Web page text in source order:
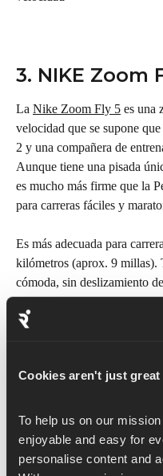
Cookies aren't just
To help us on our
enjoyable and easy for
personalise content and
3. NIKE Zoom
La Nike Zoom Fly 5 es una
velocidad que se supone
2 y una compañera de
Aunque tiene una pisada
es mucho más firme que la
para carreras fáciles y
Es más adecuada para
kilómetros (aprox. 9 millas).
cómoda, sin deslizamiento
espumas de la entresuela
antepié tiene una respuesta
y áspera en las carreras más
Peso: 314 g/11,07 oz (H),
Drop: 10 mm
Ideal para: entrenamientos